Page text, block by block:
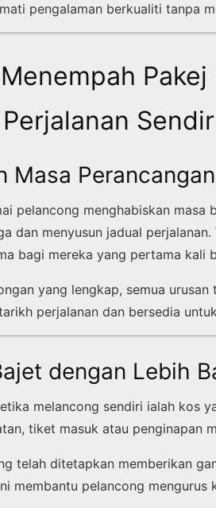
pengalaman berkualiti tanpa
Masa Perancangan
pelancong menghabiskan masa
dan menyusun jadual
bagi mereka yang pertama kali
yang lengkap, semua
perjalanan dan bersedia
dengan Lebih
melancong sendiri ialah kos
tiket masuk atau penginapan
telah ditetapkan memberikan
membantu pelancong mengurus